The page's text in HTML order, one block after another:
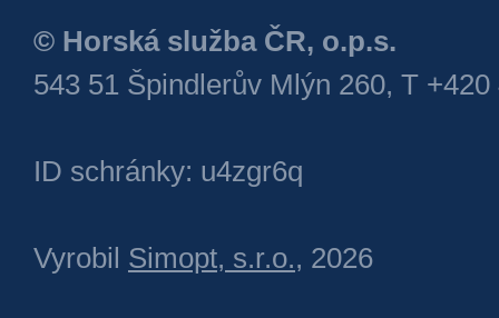
© Horská služba ČR, o.p.s.
543 51 Špindlerův Mlýn 260, T +420
ID schránky: u4zgr6q
Vyrobil Simopt, s.r.o., 2026